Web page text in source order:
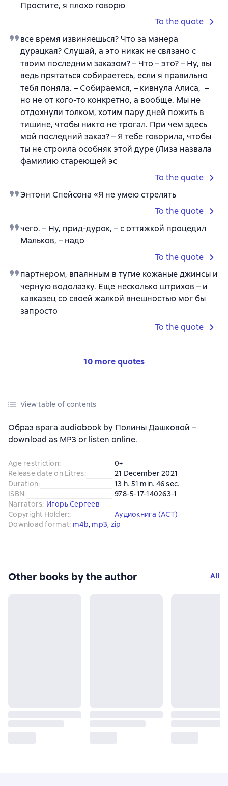
Простите, я плохо говорю
To the quote
все время извиняешься? Что за манера
дурацкая? Слушай, а это никак не связано с
твоим последним заказом? – Что – это? – Ну, вы
ведь прятаться собираетесь, если я правильно
тебя поняла. – Собираемся, – кивнула Алиса, –
но не от кого-то конкретно, а вообще. Мы не
отдохнули толком, хотим пару дней пожить в
тишине, чтобы никто не трогал. При чем здесь
мой последний заказ? – Я тебе говорила, чтобы
ты не строила особняк этой дуре (Лиза назвала
фамилию стареющей эс
To the quote
Энтони Спейсона «Я не умею стрелять
To the quote
чего. – Ну, прид-дурок, – с оттяжкой процедил
Мальков, – надо
To the quote
партнером, впаянным в тугие кожаные джинсы и
черную водолазку. Еще несколько штрихов – и
кавказец со своей жалкой внешностью мог бы
запросто
To the quote
10 more quotes
View table of contents
Образ врага audiobook by Полины Дашковой –
download as MP3 or listen online.
Age restriction:
0+
Release date on Litres:
21 December 2021
Duration:
13 h. 51 min. 46 sec.
ISBN:
978-5-17-140263-1
Narrators: Игорь Сергеев
Copyright Holder::
Аудиокнига (АСТ)
Download format: m4b, mp3, zip
Other books by the author All